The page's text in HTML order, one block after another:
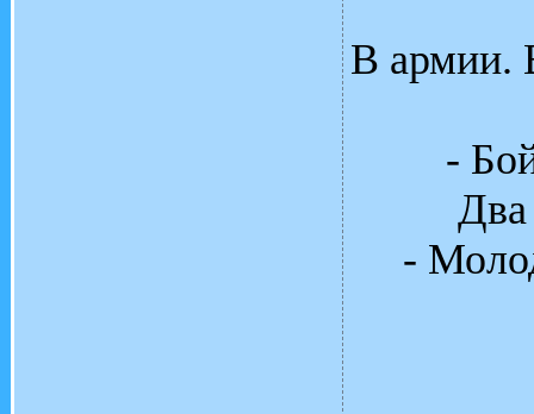
В армии.
-
Два
-